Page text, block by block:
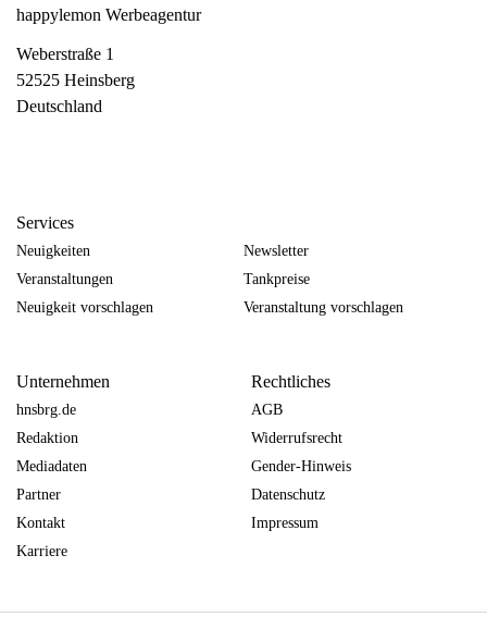
happylemon Werbeagentur
Weberstraße 1
52525 Heinsberg
Deutschland
Services
Neuigkeiten
Newsletter
Veranstaltungen
Tankpreise
Neuigkeit vorschlagen
Veranstaltung vorschlagen
Unternehmen
hnsbrg.de
Redaktion
Mediadaten
Partner
Kontakt
Karriere
Rechtliches
AGB
Widerrufsrecht
Gender-Hinweis
Datenschutz
Impressum